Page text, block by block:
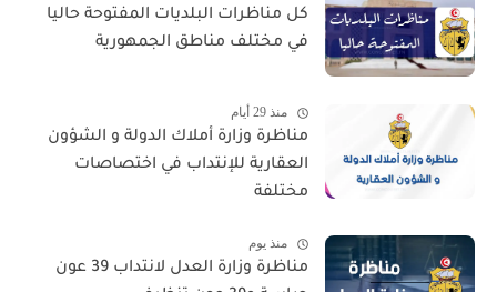
كل مناظرات البلديات المفتوحة حاليا
في مختلف مناطق الجمهورية
منذ 29 أيام
مناظرة وزارة أملاك الدولة و الشؤون
العقارية للإنتداب في اختصاصات
مختلفة
منذ يوم
مناظرة وزارة العدل لانتداب 39 عون